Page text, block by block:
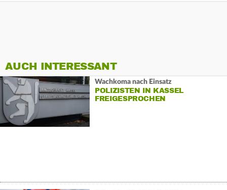
AUCH INTERESSANT
Wachkoma nach Einsatz
POLIZISTEN IN KASSEL
FREIGESPROCHEN